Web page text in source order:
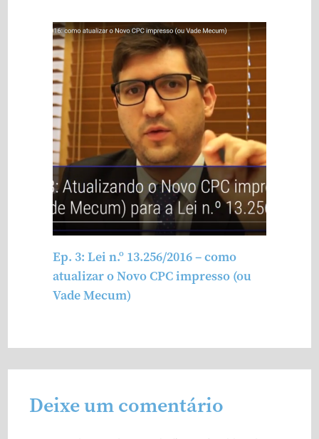
Ep. 3: Lei n.º 13.256/2016 – como
atualizar o Novo CPC impresso (ou
Vade Mecum)
Deixe um comentário